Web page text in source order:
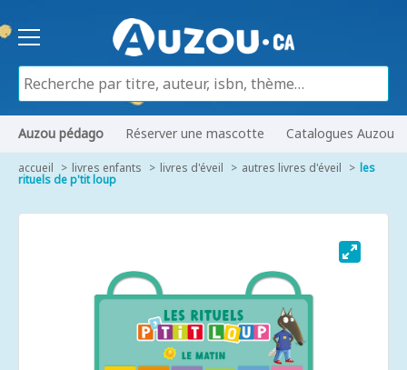
Auzou pédago Réserver une mascotte Catalogues Auzou
accueil livres enfants livres d'éveil autres livres d'éveil les
rituels de p'tit loup